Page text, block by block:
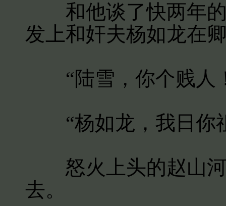
和他谈了快两年的
发上和奸夫杨如龙在
“陆雪，你个贱人
“杨如龙，我日你
怒火上头的赵山河
去。